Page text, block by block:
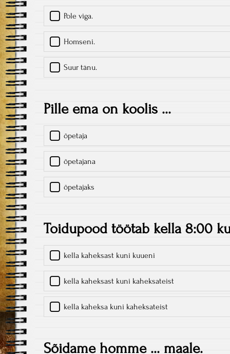
Pole viga.
Homseni.
Suur tänu.
Pille ema on koolis ...
õpetaja
õpetajana
õpetajaks
Toidupood töötab kella 8:00
kella kaheksast kuni kuueni
kella kaheksast kuni kaheksateist
kella kaheksa kuni kaheksateist
Sõidame homme ... maale.